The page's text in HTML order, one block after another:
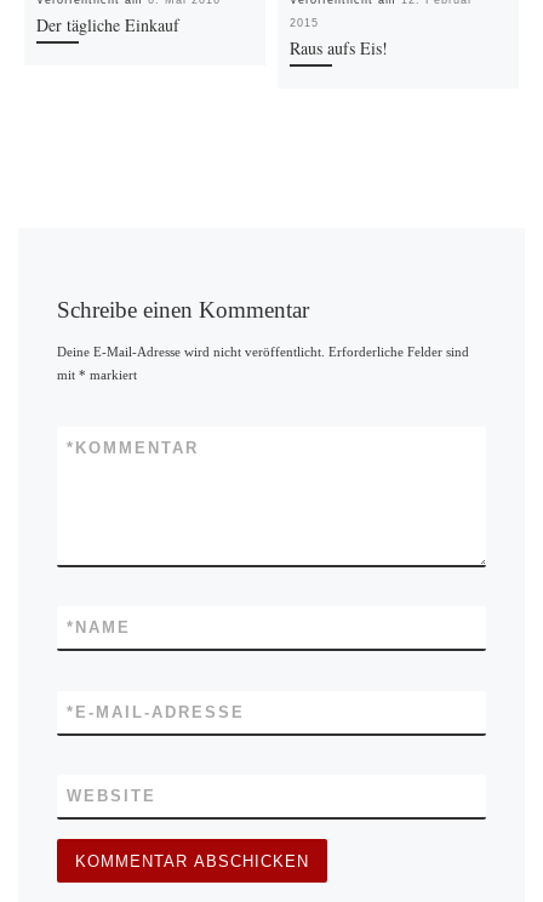
Der tägliche Einkauf
2015
Raus aufs Eis!
Schreibe einen Kommentar
Deine E-Mail-Adresse wird nicht veröffentlicht. Erforderliche Felder sind
mit* markiert
KOMMENTAR
*
NAME
*
E-MAIL-ADRESSE
*
WEBSITE